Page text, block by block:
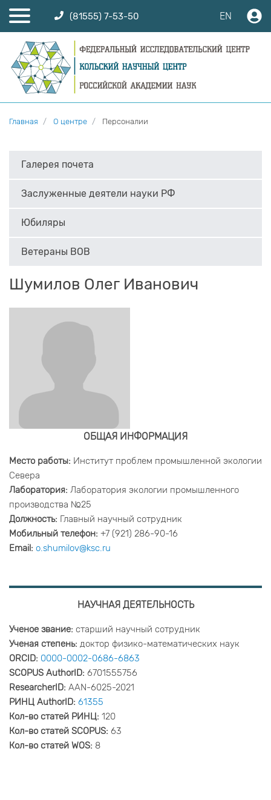
(81555) 7-53-50 EN
Главная О центре Персоналии
Галерея почета
Заслуженные деятели науки РФ
Юбиляры
Ветераны ВОВ
Шумилов Олег Иванович
ОБЩАЯ ИНФОРМАЦИЯ
Место работы: Институт проблем промышленной экологии
Севера
Лаборатория: Лаборатория экологии промышленного
производства №25
Должность: Главный научный сотрудник
Мобильный телефон: +7 (921) 286-90-16
Email: o.shumilov@ksc.ru
НАУЧНАЯ ДЕЯТЕЛЬНОСТЬ
Ученое звание: старший научный сотрудник
Ученая степень: доктор физико-математических наук
ORCID: 0000-0002-0686-6863
SCOPUS AuthorID: 6701555756
ResearcherID: AAN-6025-2021
РИНЦ AuthorID: 61355
Кол-во статей РИНЦ: 120
Кол-во статей SCOPUS: 63
Кол-во статей WOS: 8